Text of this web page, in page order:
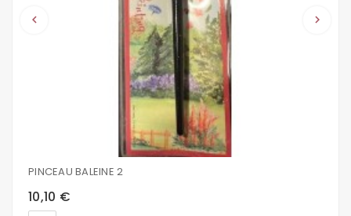
keyboard_arrow_left keyboard_arrow_right
PINCEAU BALEINE 2
10,10 €